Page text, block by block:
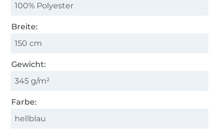
100% Polyester
Breite:
150 cm
Gewicht:
345 g/m²
Farbe:
hellblau